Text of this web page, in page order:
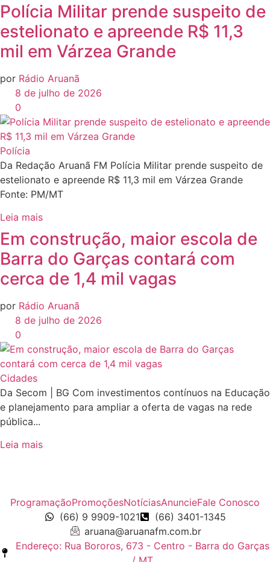
Polícia Militar prende suspeito de
estelionato e apreende R$ 11,3
mil em Várzea Grande
por Rádio Aruanã
8 de julho de 2026
0
Polícia
Da Redação Aruanã FM Polícia Militar prende suspeito de
estelionato e apreende R$ 11,3 mil em Várzea Grande
Fonte: PM/MT
Leia mais
Em construção, maior escola de
Barra do Garças contará com
cerca de 1,4 mil vagas
por Rádio Aruanã
8 de julho de 2026
0
Cidades
Da Secom | BG Com investimentos contínuos na Educação
e planejamento para ampliar a oferta de vagas na rede
pública...
Leia mais
ProgramaçãoPromoçõesNotíciasAnuncieFale Conosco
(66) 9 9909-1021
(66) 3401-1345
aruana@aruanafm.com.br
Endereço: Rua Bororos, 673 - Centro - Barra do Garças